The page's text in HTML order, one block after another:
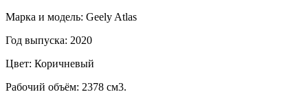
Марка и модель: Geely Atlas
Год выпуска: 2020
Цвет: Коричневый
Рабочий объём: 2378 см3.